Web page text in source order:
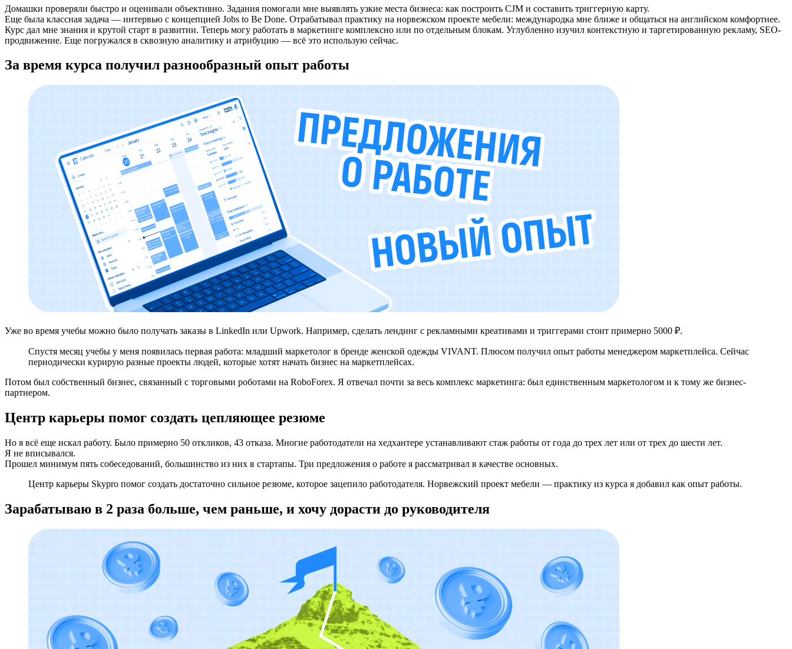
Домашки проверяли быстро и оценивали объективно. Задания помогали мне выявлять узкие места бизнеса: как построить CJM и составить триггерную карту.
Еще была классная задача — интервью с концепцией Jobs to Be Done. Отрабатывал практику на норвежском проекте мебели: международка мне ближе и общаться на английском комфортнее.
Курс дал мне знания и крутой старт в развитии. Теперь могу работать в маркетинге комплексно или по отдельным блокам. Углубленно изучил контекстную и таргетированную рекламу, SEO-
продвижение. Еще погружался в сквозную аналитику и атрибуцию — всё это использую сейчас.
За время курса получил разнообразный опыт работы
Уже во время учебы можно было получать заказы в LinkedIn или Upwork. Например, сделать лендинг с рекламными креативами и триггерами стоит примерно 5000 ₽.
Спустя месяц учебы у меня появилась первая работа: младший маркетолог в бренде женской одежды VIVANT. Плюсом получил опыт работы менеджером маркетплейса. Сейчас
периодически курирую разные проекты людей, которые хотят начать бизнес на маркетплейсах.
Потом был собственный бизнес, связанный с торговыми роботами на RoboForex. Я отвечал почти за весь комплекс маркетинга: был единственным маркетологом и к тому же бизнес-
партнером.
Центр карьеры помог создать цепляющее резюме
Но я всё еще искал работу. Было примерно 50 откликов, 43 отказа. Многие работодатели на хедхантере устанавливают стаж работы от года до трех лет или от трех до шести лет.
Я не вписывался.
Прошел минимум пять собеседований, большинство из них в стартапы. Три предложения о работе я рассматривал в качестве основных.
Центр карьеры Skypro помог создать достаточно сильное резюме, которое зацепило работодателя. Норвежский проект мебели — практику из курса я добавил как опыт работы.
Зарабатываю в 2 раза больше, чем раньше, и хочу дорасти до руководителя